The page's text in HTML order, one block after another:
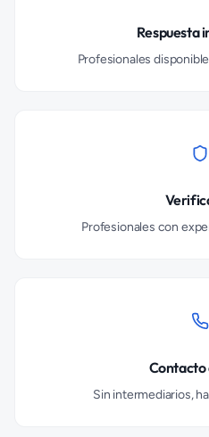
Respuesta
Profesionales
Profesionales con
Sin intermediarios,